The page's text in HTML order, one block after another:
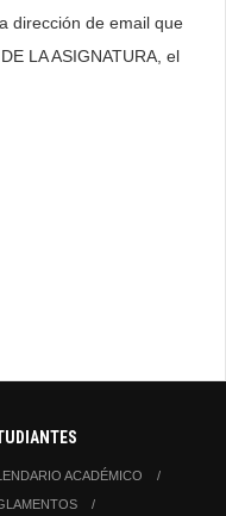
dirección de email que
LA ASIGNATURA, el
ACADÉMICO